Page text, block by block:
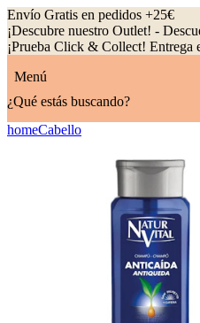
Envío Gratis en pedidos +25€
¡Descubre nuestro Outlet! -
¡Prueba Click & Collect! Entrega
Menú
¿Qué estás buscando?
homeCabello